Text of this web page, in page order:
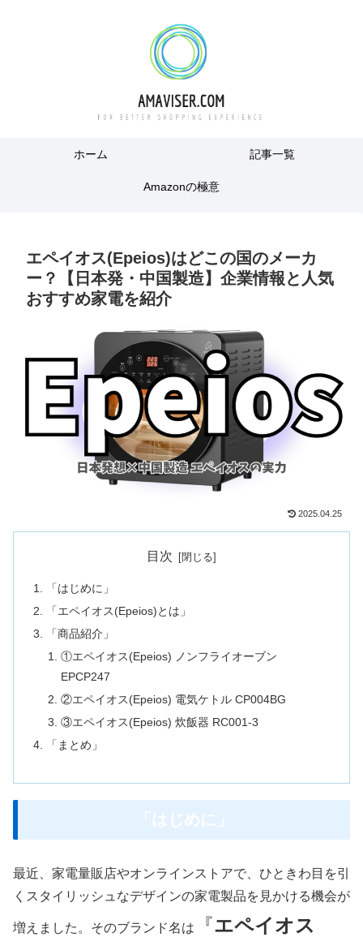
ホーム 記事一覧
Amazonの極意
エペイオス(Epeios)はどこの国のメーカ
ー？【日本発・中国製造】企業情報と人気
おすすめ家電を紹介
2025.04.25
目次
「はじめに」
「エペイオス(Epeios)とは」
「商品紹介」
①エペイオス(Epeios) ノンフライオーブン
‎EPCP247
②‎エペイオス(Epeios) 電気ケトル CP004BG
③エペイオス(Epeios) 炊飯器 ‎RC001-3
「まとめ」
「はじめに」
最近、家電量販店やオンラインストアで、ひときわ目を引
くスタイリッシュなデザインの家電製品を見かける機会が
増えました。そのブランド名は 『エペイオス